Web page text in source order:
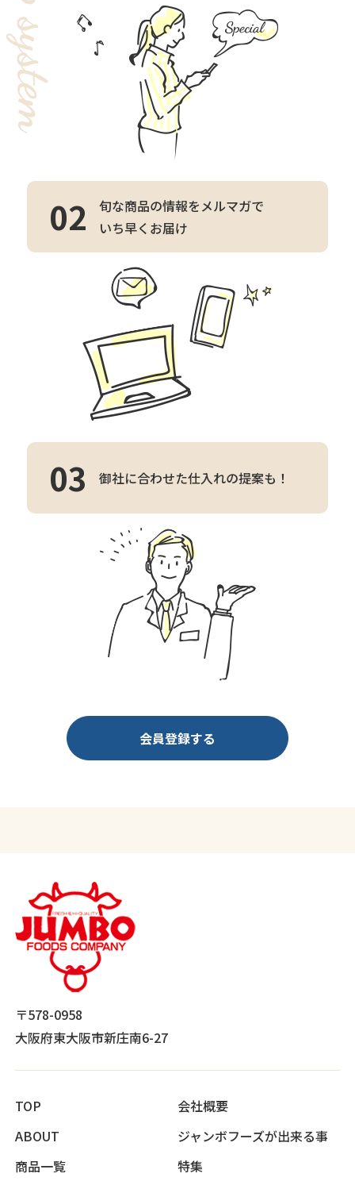
02
旬な商品の情報をメルマガで
いち早くお届け
03 御社に合わせた仕入れの提案も！
会員登録する
〒578-0958
大阪府東大阪市新庄南6-27
TOP
会社概要
ABOUT
ジャンボフーズが出来る事
商品一覧
特集